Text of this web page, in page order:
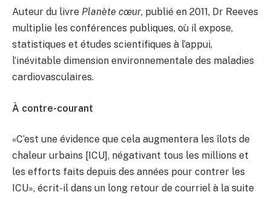
Auteur du livre Planète cœur, publié en 2011, Dr Reeves
multiplie les conférences publiques, où il expose,
statistiques et études scientifiques à l’appui,
l’inévitable dimension environnementale des maladies
cardiovasculaires.
À contre-courant
«C’est une évidence que cela augmentera les îlots de
chaleur urbains [ICU], négativant tous les millions et
les efforts faits depuis des années pour contrer les
ICU», écrit-il dans un long retour de courriel à la suite